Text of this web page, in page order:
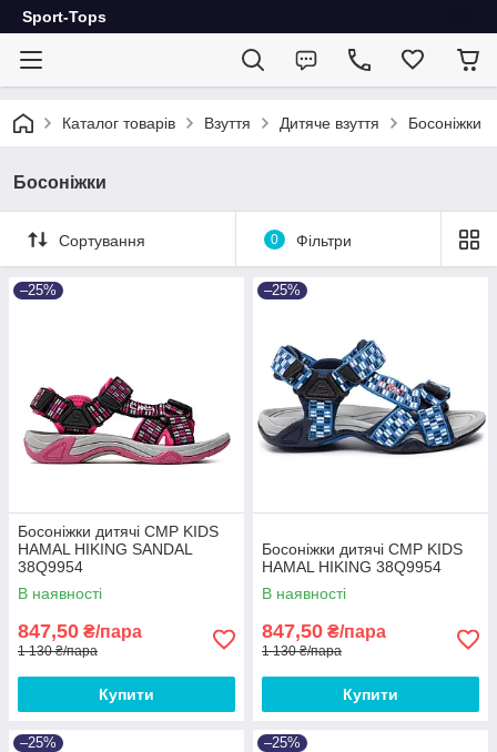
Sport-Tops
Каталог товарів Взуття Дитяче взуття Босоніжки
Босоніжки
Сортування 0 Фільтри
–25%
Босоніжки дитячі CMP KIDS
HAMAL HIKING SANDAL
38Q9954
В наявності
847,50 ₴/пара
1 130 ₴/пара
Купити
–25%
Босоніжки дитячі CMP KIDS
HAMAL HIKING 38Q9954
В наявності
847,50 ₴/пара
1 130 ₴/пара
Купити
–25% –25%